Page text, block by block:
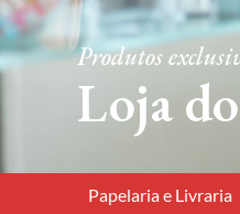
Produtos
Loja
Papelaria e Livraria